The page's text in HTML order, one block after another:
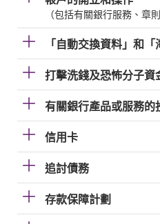
（包括有關銀行服務、章
「自動交換資料」和「
打擊洗錢及恐怖分子資
有關銀行產品或服務的
信用卡
追討債務
存款保障計劃